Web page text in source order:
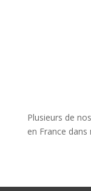
Plusieurs de
en France dans